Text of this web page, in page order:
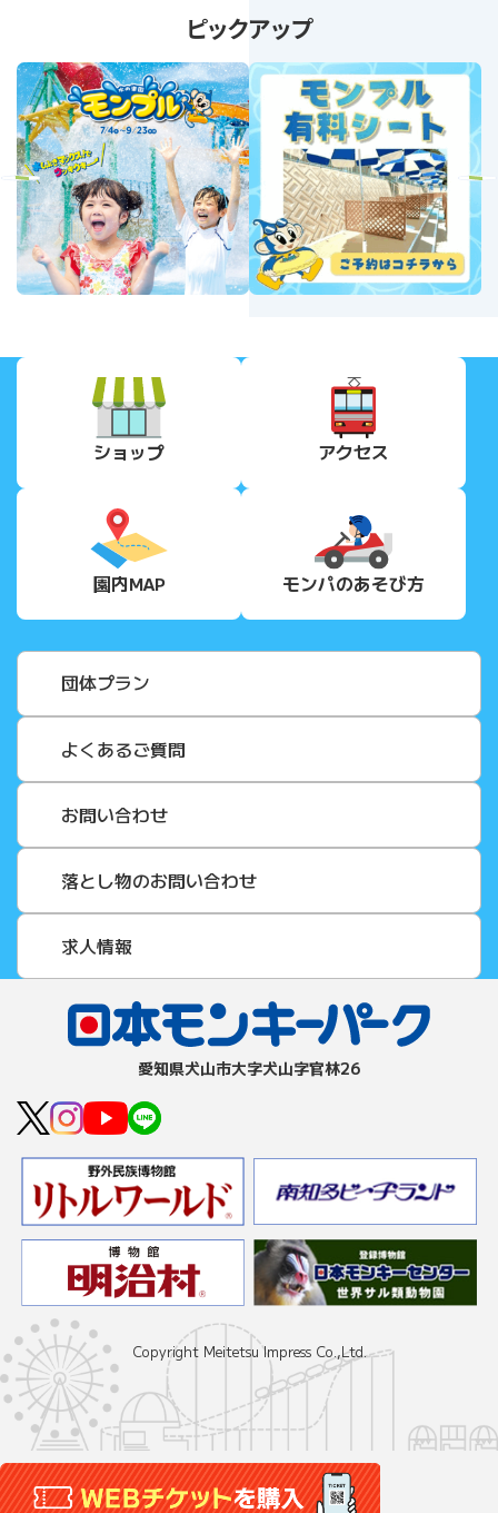
ピックアップ
Next
ショップ アクセス
園内MAP モンパのあそび方
団体プラン
よくあるご質問
お問い合わせ
落とし物のお問い合わせ
求人情報
愛知県⽝⼭市⼤字⽝⼭字官林26
Copyright Meitetsu Impress Co.,Ltd.